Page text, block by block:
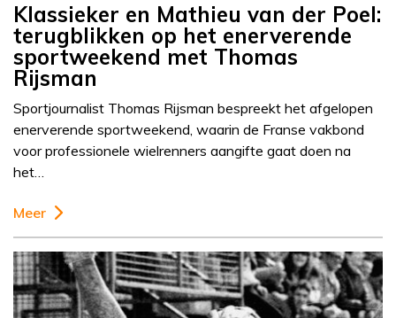
Klassieker en Mathieu van der Poel:
terugblikken op het enerverende
sportweekend met Thomas
Rijsman
Sportjournalist Thomas Rijsman bespreekt het afgelopen
enerverende sportweekend, waarin de Franse vakbond
voor professionele wielrenners aangifte gaat doen na
het…
Meer